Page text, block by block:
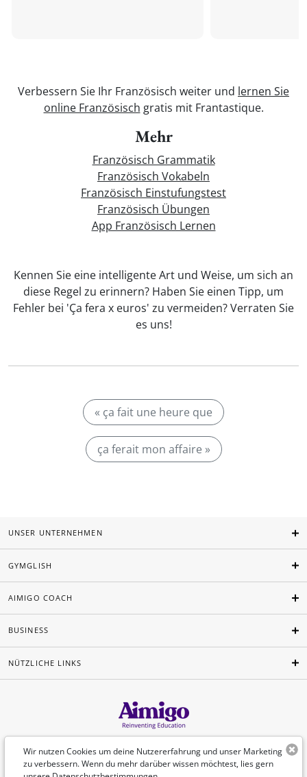
Verbessern Sie Ihr Französisch weiter und lernen Sie
online Französisch gratis mit Frantastique.
Mehr
Französisch Grammatik
Französisch Vokabeln
Französisch Einstufungstest
Französisch Übungen
App Französisch Lernen
Kennen Sie eine intelligente Art und Weise, um sich an
diese Regel zu erinnern? Haben Sie einen Tipp, um
Fehler bei 'Ça fera x euros' zu vermeiden? Verraten Sie
es uns!
« ça fait une heure que
ça ferait mon affaire »
Wir nutzen Cookies um deine Nutzererfahrung und unser Marketing
zu verbessern. Wenn du mehr darüber wissen möchtest, lies gern
UNSER UNTERNEHMEN
GYMGLISH
AIMIGO COACH
BUSINESS
NÜTZLICHE LINKS
Deutsch